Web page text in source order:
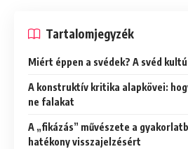
Tartalomjegyzék
Miért éppen a svédek? A svéd
A konstruktív kritika alapkövei:
ne falakat
A „fikázás” művészete a
hatékony visszajelzésért